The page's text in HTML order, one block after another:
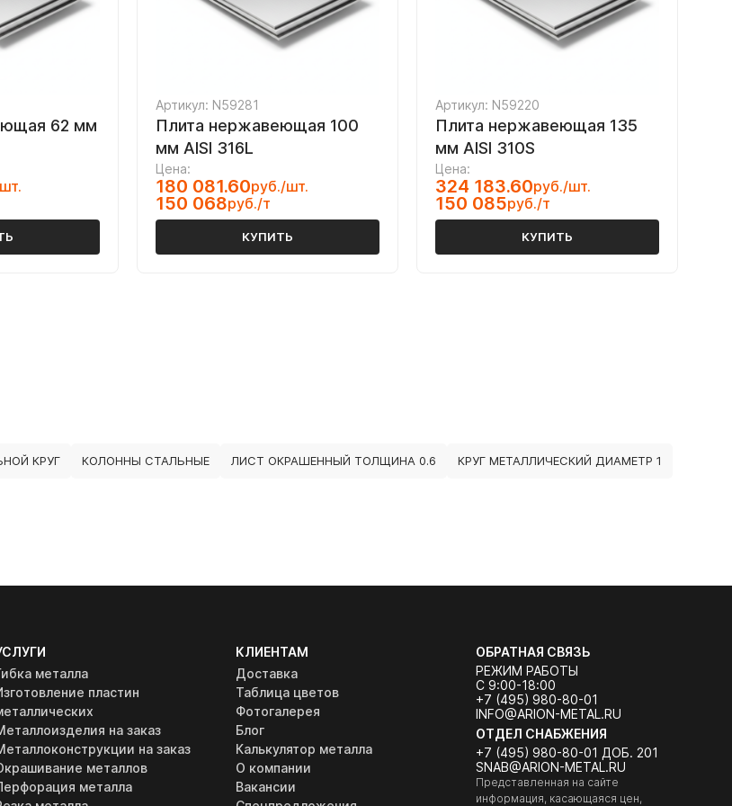
62 мм
Артикул: N59281
Плита нержавеющая 100
мм AISI 316L
Цена:
180 081.60руб./шт.
150 068руб./т
КУПИТЬ
Артикул: N59220
Плита нержавеющая 135
мм AISI 310S
Цена:
324 183.60руб./шт.
150 085руб./т
КУПИТЬ
КРУГ КОЛОННЫ СТАЛЬНЫЕ ЛИСТ ОКРАШЕННЫЙ ТОЛЩИНА 0.6 КРУГ МЕТАЛЛИЧЕСКИЙ ДИАМЕТР 1
металла
пластин
на заказ
на заказ
металлов
металла
КЛИЕНТАМ
Доставка
Таблица цветов
Фотогалерея
Блог
Калькулятор металла
О компании
Вакансии
ОБРАТНАЯ СВЯЗЬ
РЕЖИМ РАБОТЫ
С 9:00-18:00
+7 (495) 980-80-01
INFO@ARION-METAL.RU
ОТДЕЛ СНАБЖЕНИЯ
+7 (495) 980-80-01 ДОБ. 201
SNAB@ARION-METAL.RU
Представленная на сайте
информация, касающаяся цен,